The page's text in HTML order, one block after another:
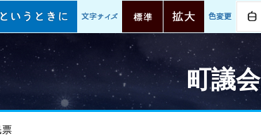
標準 色変更
町議会